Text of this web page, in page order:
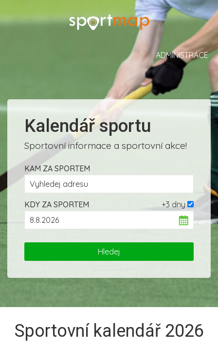
ADMINISTRACE
Kalendář sportu
Sportovní informace a sportovní akce!
KAM ZA SPORTEM
+3 dny
KDY ZA SPORTEM
Sportovní kalendář 2026